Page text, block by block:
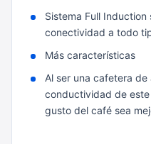
Sistema Full
conectividad a todo
Más características
Al ser una cafetera
conductividad de
gusto del café sea